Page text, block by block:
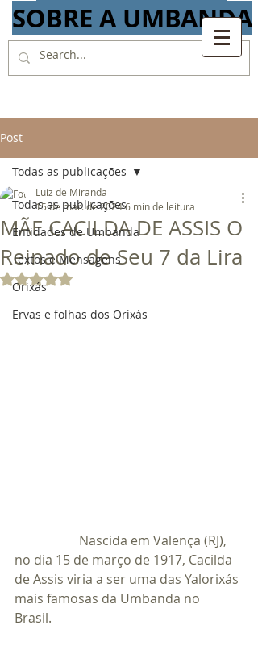
SOBRE A UMBANDA
Post
Todas as publicações
Entidades de Umbanda
Textos e Mensagens
Orixás
Ervas e folhas dos Orixás
Todas as publicações
MÃE CACILDA DE ASSIS O
Reinado de Seu 7 da Lira
Luiz de Miranda
15 de mar. de 20246 min de leitura
Avaliado com NaN de 5 estrelas.
no dia 15 de março de 1917, Cacilda
de Assis viria a ser uma das Yalorixás
mais famosas da Umbanda no
Brasil.